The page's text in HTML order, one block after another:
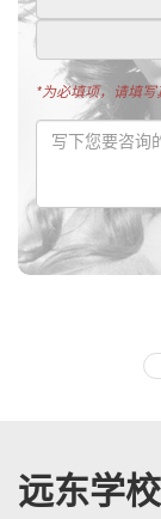
*为必填项，请填写
远东学